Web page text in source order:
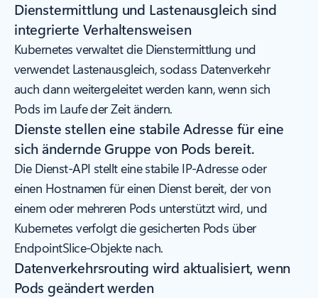
Dienstermittlung und Lastenausgleich sind
integrierte Verhaltensweisen
Kubernetes verwaltet die Dienstermittlung und
verwendet Lastenausgleich, sodass Datenverkehr
auch dann weitergeleitet werden kann, wenn sich
Pods im Laufe der Zeit ändern.
Dienste stellen eine stabile Adresse für eine
sich ändernde Gruppe von Pods bereit.
Die Dienst-API stellt eine stabile IP-Adresse oder
einen Hostnamen für einen Dienst bereit, der von
einem oder mehreren Pods unterstützt wird, und
Kubernetes verfolgt die gesicherten Pods über
EndpointSlice-Objekte nach.
Datenverkehrsrouting wird aktualisiert, wenn
Pods geändert werden